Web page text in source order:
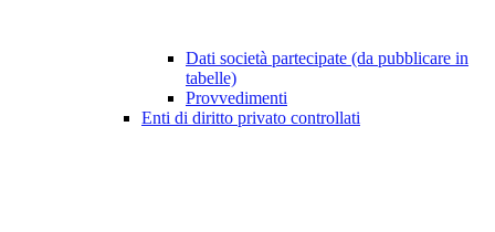
Dati società partecipate (da pubblicare in
tabelle)
Provvedimenti
Enti di diritto privato controllati